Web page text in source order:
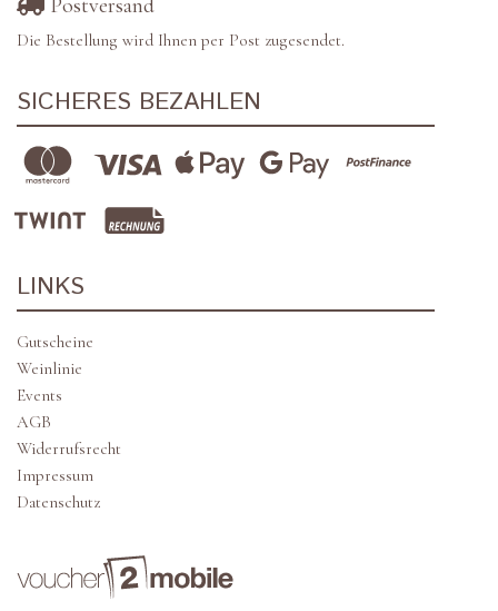
Postversand
Die Bestellung wird Ihnen per Post zugesendet.
SICHERES BEZAHLEN
LINKS
Gutscheine
Weinlinie
Events
AGB
Widerrufsrecht
Impressum
Datenschutz